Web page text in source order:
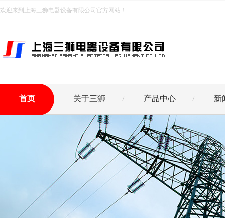
欢迎来到上海三狮电器设备有限公司官方网站！
首页 关于三狮 产品中心 新